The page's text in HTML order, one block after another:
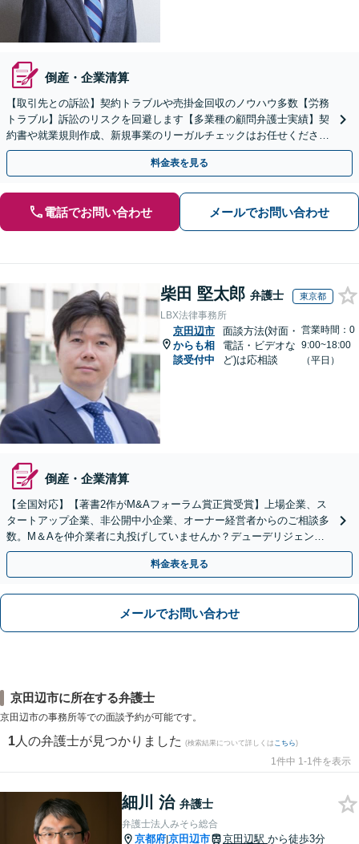
倒産・企業清算
【取引先との訴訟】契約トラブルや売掛金回収のノウハウ多数【労務
トラブル】訴訟のリスクを回避します【多業種の顧問弁護士実績】契
約書や就業規則作成、新規事業のリーガルチェックはお任せくださ
い。単発のご依頼OK。
料金表を見る
電話でお問い合わせ メールでお問い合わせ
柴田 堅太郎 弁護士 東京都
LBX法律事務所
京田辺市
からも相
談受付中
面談方法(対面・
電話・ビデオな
ど)は応相談
営業時間：0
9:00~18:00
（平日）
倒産・企業清算
【全国対応】【著書2作がM&Aフォーラム賞正賞受賞】上場企業、ス
タートアップ企業、非公開中小企業、オーナー経営者からのご相談多
数。M＆Aを仲介業者に丸投げしていませんか？デューデリジェンス
や契約書作成・交渉はお任せください【初回無料】
料金表を見る
メールでお問い合わせ
京田辺市に所在する弁護士
京田辺市の事務所等での面談予約が可能です。
1 人の弁護士が見つかりました (検索結果について詳しくは こちら)
1件中 1-1件を表示
細川 治 弁護士
弁護士法人みそら総合
京都府|京田辺市 京田辺駅 から徒歩3分